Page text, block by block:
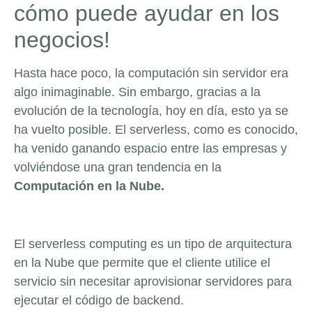
cómo puede ayudar en los
negocios!
Hasta hace poco, la computación sin servidor era
algo inimaginable. Sin embargo, gracias a la
evolución de la tecnología, hoy en día, esto ya se
ha vuelto posible. El serverless, como es conocido,
ha venido ganando espacio entre las empresas y
volviéndose una gran tendencia en la
Computación en la Nube.
El serverless computing es un tipo de arquitectura
en la Nube que permite que el cliente utilice el
servicio sin necesitar aprovisionar servidores para
ejecutar el código de backend.